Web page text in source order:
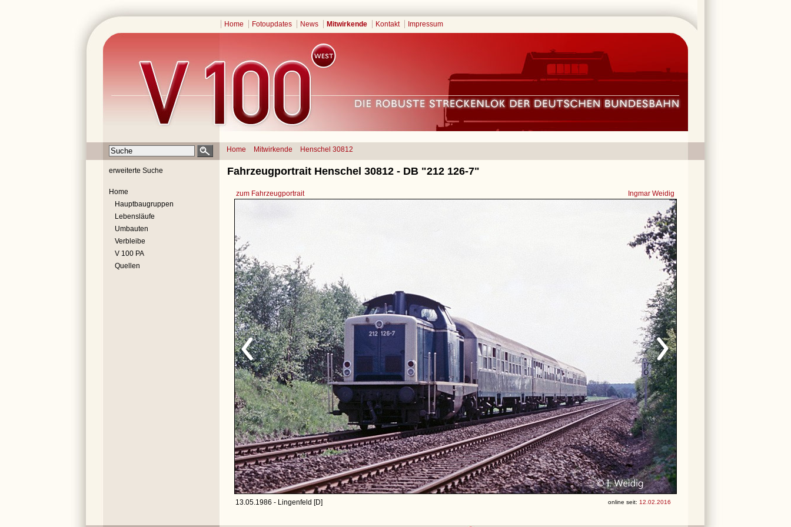
Home Fotoupdates News Mitwirkende Kontakt Impressum
Home Mitwirkende Henschel 30812
erweiterte Suche
Home
Hauptbaugruppen
Lebensläufe
Umbauten
Verbleibe
V 100 PA
Quellen
Fahrzeugportrait Henschel 30812 - DB "212 126-7"
zum Fahrzeugportrait Ingmar Weidig
13.05.1986 - Lingenfeld [D] online seit: 12.02.2016